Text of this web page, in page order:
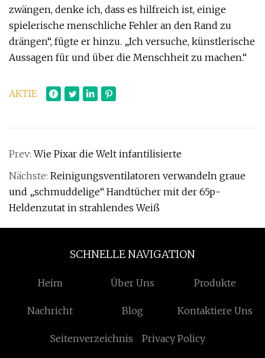
zwängen, denke ich, dass es hilfreich ist, einige
spielerische menschliche Fehler an den Rand zu
drängen“, fügte er hinzu. „Ich versuche, künstlerische
Aussagen für und über die Menschheit zu machen.“
AKTIE
Prev:Wie Pixar die Welt infantilisierte
Nächste: Reinigungsventilatoren verwandeln graue
und „schmuddelige“ Handtücher mit der 65p-
Heldenzutat in strahlendes Weiß
SCHNELLE NAVIGATION
Heim Über Uns Produkte
Nachricht Blog Kontaktiere Uns
Seitenverzeichnis Privacy Policy